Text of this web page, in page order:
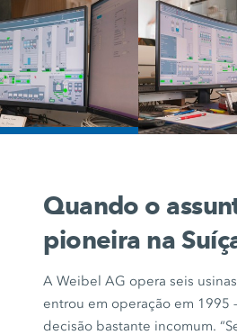
Quando o
pioneira na
AWeibel AG opera seis
entrou em operação em 1995
decisão bastante incomum.